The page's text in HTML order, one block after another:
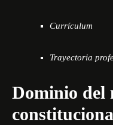
Currículum
Trayectoria
Dominio del